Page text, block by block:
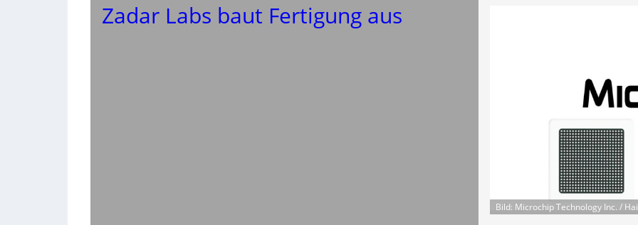
Zadar Labs baut Fertigung aus
Bild: Microchip Technology Inc. /